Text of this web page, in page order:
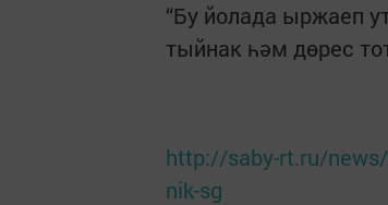
“Бу йолада ыржаеп
тыйнак һәм дөрес
http://saby-rt.ru/
nik-sg